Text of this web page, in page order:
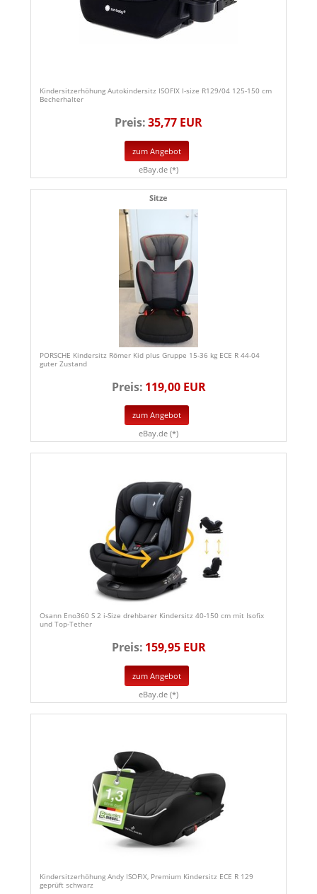
Kindersitzerhöhung Autokindersitz ISOFIX I-size R129/04 125-150 cm
Becherhalter
Preis:35,77 EUR
zum Angebot
eBay.de (*)
Sitze
PORSCHE Kindersitz Römer Kid plus Gruppe 15-36 kg ECE R 44-04
guter Zustand
Preis: 119,00 EUR
zum Angebot
eBay.de (*)
Osann Eno360 S 2 i-Size drehbarer Kindersitz 40-150 cm mit Isofix
und Top-Tether
Preis: 159,95 EUR
zum Angebot
eBay.de (*)
Kindersitzerhöhung Andy ISOFIX, Premium Kindersitz ECE R 129
geprüft schwarz